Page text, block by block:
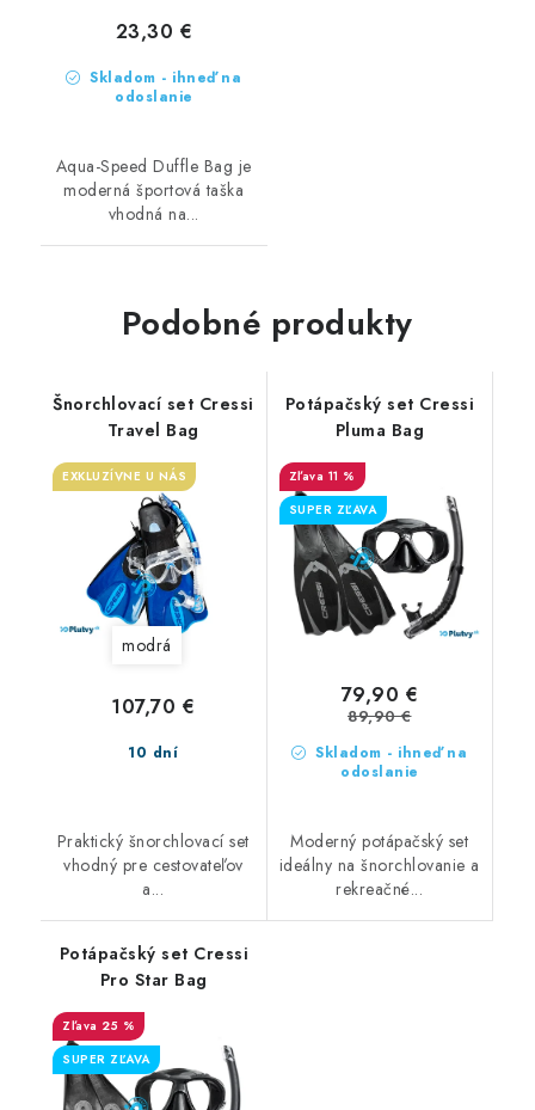
Skladom - ihneď na
odoslanie
23,30 €
Aqua-Speed Duffle Bag je
moderná športová taška
vhodná na...
Podobné produkty
Šnorchlovací set Cressi
Travel Bag
EXKLUZÍVNE U NÁS
modrá
10 dní
107,70 €
Praktický šnorchlovací set
vhodný pre cestovateľov
a...
Potápačský set Cressi
Pluma Bag
11 %
SUPER ZĽAVA
Skladom - ihneď na
odoslanie
79,90 €
89,90 €
Moderný potápačský set
ideálny na šnorchlovanie a
rekreačné...
Potápačský set Cressi
Pro Star Bag
25 %
SUPER ZĽAVA